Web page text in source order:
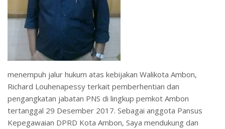
menempuh jalur hukum atas kebijakan Walikota Ambon,
Richard Louhenapessy terkait pemberhentian dan
pengangkatan jabatan PNS di lingkup pemkot Ambon
tertanggal 29 Desember 2017. Sebagai anggota Pansus
Kepegawaian DPRD Kota Ambon, Saya mendukung dan